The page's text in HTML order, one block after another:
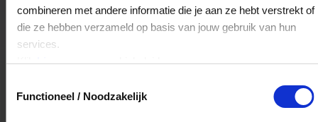
combineren met andere informatie die je aan ze hebt verstrekt of
die ze hebben verzameld op basis van jouw gebruik van hun
services.
Klikhiervoor ons cookiebeleid.
Functioneel / Noodzakelijk
Veelgestelde Vragen
Het volledige saldo op de VVV cadeaukaart